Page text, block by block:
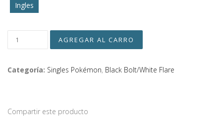
Ingles
Categoría: Singles Pokémon, Black Bolt/White Flare
Compartir este producto